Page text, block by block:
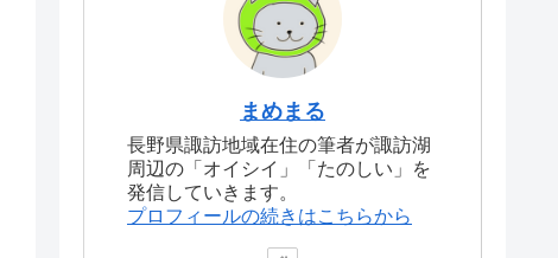
まめまる
長野県諏訪地域在住の筆者が諏訪湖
周辺の「オイシイ」「たのしい」を
発信していきます。
プロフィールの続きはこちらから